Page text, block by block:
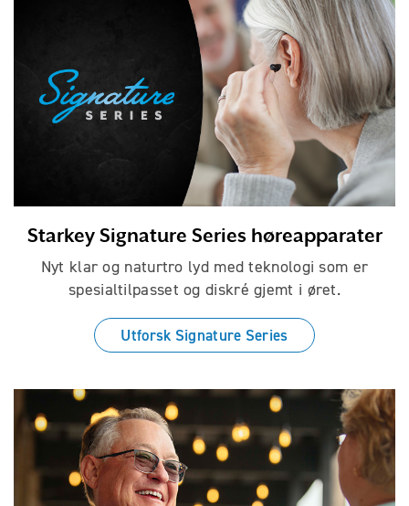
Starkey Signature Series høreapparater
Nyt klar og naturtro lyd med teknologi som er
spesialtilpasset og diskré gjemt i øret.
Utforsk Signature Series